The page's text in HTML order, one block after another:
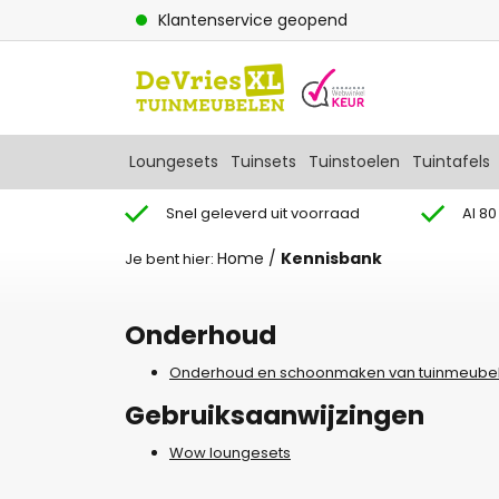
Klantenservice geopend
Loungesets Tuinsets Tuinstoelen Tuintafels
Snel geleverd uit voorraad Al
Je bent hier: Home / Kennisbank
Onderhoud
Onderhoud en schoonmaken van
Gebruiksaanwijzingen
Wow loungesets